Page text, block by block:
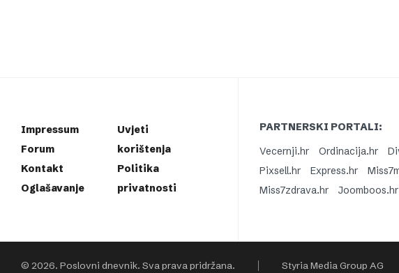
Impressum
Forum
Kontakt
Oglašavanje
Uvjeti
korištenja
Politika
privatnosti
PARTNERSKI PORTALI:
Vecernji.hr
Ordinacija.hr
Pixsell.hr
Express.hr
Miss7zdrava.hr
Joomboos.hr
© 2026. Poslovni dnevnik. Sva prava pridržana. Styria Media Group AG